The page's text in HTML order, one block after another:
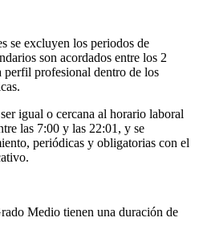
se excluyen los periodos de
son acordados entre los 2
perfil profesional dentro de los
igual o cercana al horario laboral
las 7:00 y las 22:01, y se
periódicas y obligatorias con el
Medio tienen una duración de